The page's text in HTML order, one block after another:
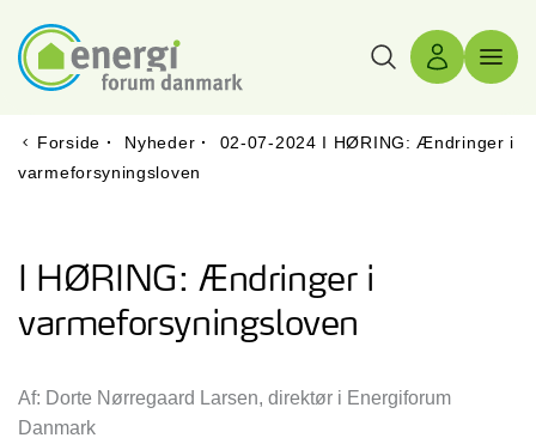
Søg Log ind
Forside · Nyheder ·
02-07-2024 I HØRING: Ændringer i
varmeforsyningsloven
I HØRING: Ændringer i
varmeforsyningsloven
Af: Dorte Nørregaard Larsen, direktør i Energiforum
Danmark